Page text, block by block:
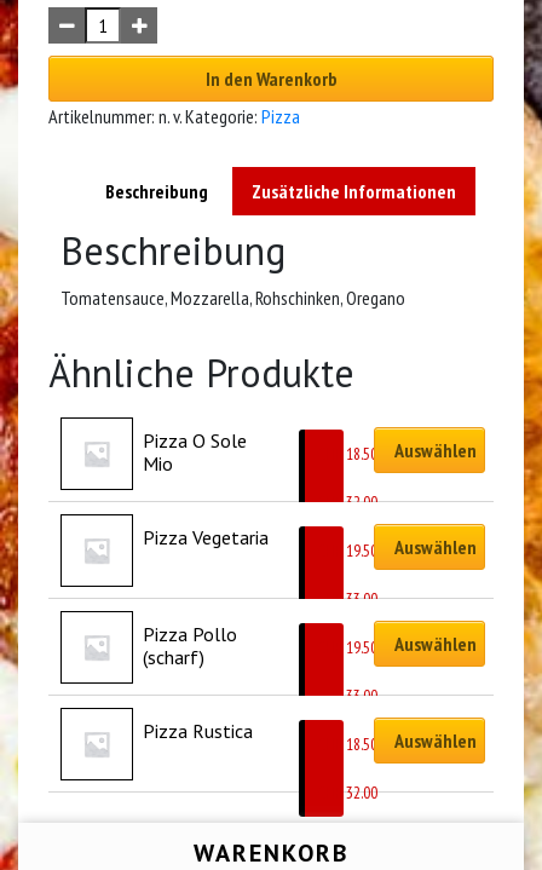
In den Warenkorb
Artikelnummer: n. v.Kategorie: Pizza
Beschreibung Zusätzliche Informationen
Beschreibung
Tomatensauce, Mozzarella, Rohschinken, Oregano
Ähnliche Produkte
Pizza O Sole
Mio
18.50
CHF32.00
Auswählen
Pizza Vegetaria
19.50
CHF33.00
Auswählen
Pizza Pollo
(scharf)
19.50
CHF33.00
Auswählen
Pizza Rustica
18.50
32.00
Auswählen
WARENKORB